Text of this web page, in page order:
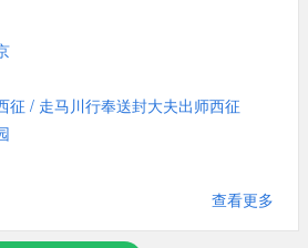
官及双方交谈所得边地情景。诗中先
裘”来勾划出一个餐风宿露、鞍马风尘的
现蓄势；紧接着又用“西来谁家子”一向
侯”来点明骑者的身份与心理。“沙
之艰辛，而“自道”一句却又见骑者的兴奋
愁”的基础上，格调为之一转。“前月发安
判官叙述沿途情景。先以四句写路途的
南洛阳），漫游河朔。天宝三载
，登进士第，授右内率府兵曹参军。及第
感旧赋》，叙述家世沦替和个人坎坷。
出塞，满怀报国壮志，在戎马中开拓前
得意。天宝十载，回长安，与李白、杜
等同游梁宋（今河南开封、商丘一
深受启迪。十三载，又充安西北庭节度使
大多成于此时。安史乱起，岑参东归勤
征 / 走马川行奉送封大夫出师西征
查看更多